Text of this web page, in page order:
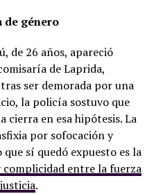
género
de 26 años, apareció
de Laprida,
ser demorada por una
la policía sostuvo que
cierra en esa hipótesis. La
por sofocación y
sí quedó expuesto es la
entre la fuerza
.